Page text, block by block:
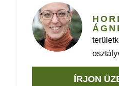
ÍRJON